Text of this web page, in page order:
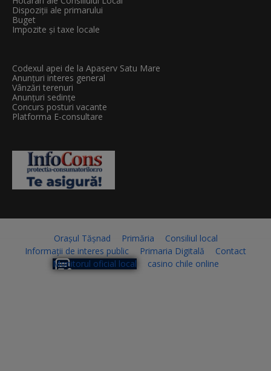
Dispoziții ale primarului
Buget
Impozite și taxe locale
Codexul apei de la Apaserv Satu Mare
Anunțuri interes general
Vânzări terenuri
Anunțuri sedințe
Concurs posturi vacante
Platforma E-consultare
Orașul Tășnad Primăria
Consiliul local
Informații de interes public
Primaria Digitală
Contact
Monitorul oficial local
casino chile online